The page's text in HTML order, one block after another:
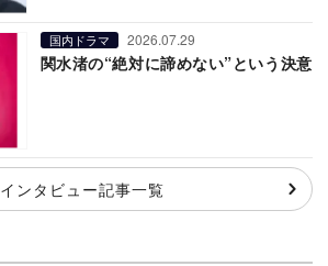
国内ドラマ 2026.07.29
関水渚の“絶対に諦めない”という決意
インタビュー記事一覧